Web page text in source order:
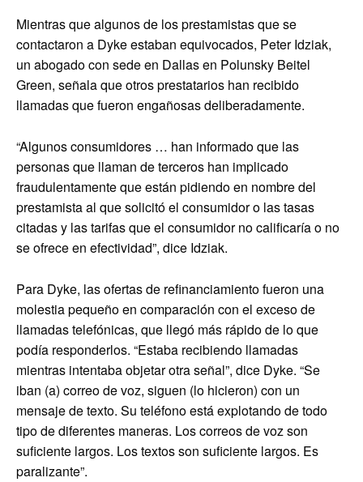
Mientras que algunos de los prestamistas que se
contactaron a Dyke estaban equivocados, Peter Idziak,
un abogado con sede en Dallas en Polunsky Beitel
Green, señala que otros prestatarios han recibido
llamadas que fueron engañosas deliberadamente.
“Algunos consumidores … han informado que las
personas que llaman de terceros han implicado
fraudulentamente que están pidiendo en nombre del
prestamista al que solicitó el consumidor o las tasas
citadas y las tarifas que el consumidor no calificaría o no
se ofrece en efectividad”, dice Idziak.
Para Dyke, las ofertas de refinanciamiento fueron una
molestia pequeño en comparación con el exceso de
llamadas telefónicas, que llegó más rápido de lo que
podía responderlos. “Estaba recibiendo llamadas
mientras intentaba objetar otra señal”, dice Dyke. “Se
iban (a) correo de voz, siguen (lo hicieron) con un
mensaje de texto. Su teléfono está explotando de todo
tipo de diferentes maneras. Los correos de voz son
suficiente largos. Los textos son suficiente largos. Es
paralizante”.